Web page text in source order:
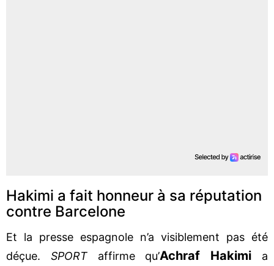
Hakimi a fait honneur à sa réputation
contre Barcelone
Et la presse espagnole n’a visiblement pas été
déçue. SPORT affirme qu’Achraf Hakimi a